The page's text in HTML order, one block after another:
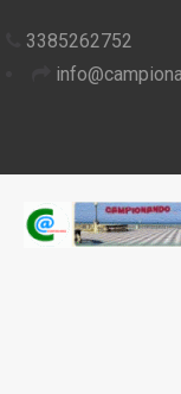
3385262752